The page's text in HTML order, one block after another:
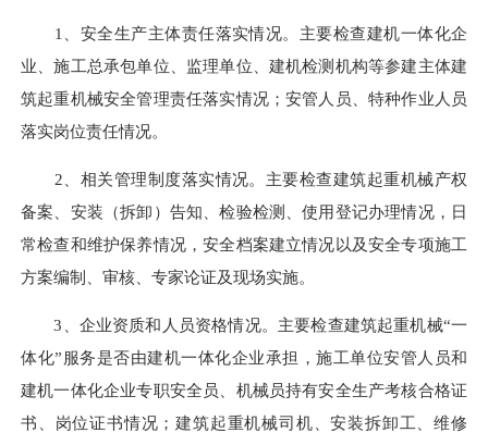
1、安全生产主体责任落实情况。主要检查建机一体化企
业、施工总承包单位、监理单位、建机检测机构等参建主体建
筑起重机械安全管理责任落实情况；安管人员、特种作业人员
落实岗位责任情况。
2、相关管理制度落实情况。主要检查建筑起重机械产权
备案、安装（拆卸）告知、检验检测、使用登记办理情况，日
常检查和维护保养情况，安全档案建立情况以及安全专项施工
方案编制、审核、专家论证及现场实施。
3、企业资质和人员资格情况。主要检查建筑起重机械“一
体化”服务是否由建机一体化企业承担，施工单位安管人员和
建机一体化企业专职安全员、机械员持有安全生产考核合格证
书、岗位证书情况；建筑起重机械司机、安装拆卸工、维修